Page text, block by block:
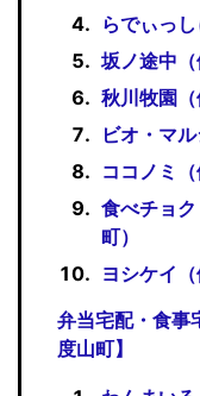
らでぃっ
坂ノ途中（
秋川牧園（
ビオ・マ
ココノミ（
食べチョ
町）
ヨシケイ（
弁当宅配・食事
度山町】